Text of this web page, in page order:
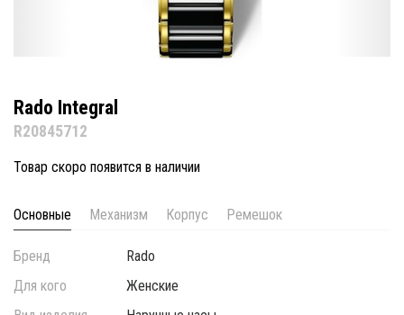
Rado Integral
R20845712
Товар скоро появится в наличии
Основные Механизм Корпус Ремешок
Бренд
Rado
Для кого
Женские